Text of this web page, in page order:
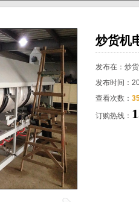
炒货机
发布在： 炒
发布时间：
查看次数：
订购热线：